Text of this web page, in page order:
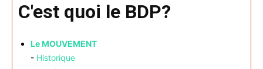
C'est quoi le BDP?
Le MOUVEMENT
- Historique